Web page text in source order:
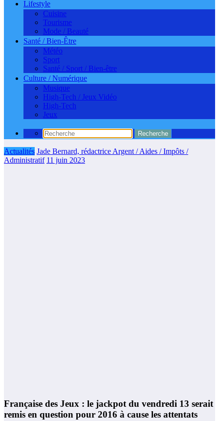
Lifestyle
Cuisine
Tourisme
Mode / Beauté
Santé / Bien-Être
Météo
Sport
Santé / Sport / Bien-être
Culture / Numérique
Musique
High-Tech / Jeux Vidéo
High-Tech
Jeux
Actualités Jade Bernard, rédactrice Argent / Aides / Impôts /
Administratif 11 juin 2023
Française des Jeux : le jackpot du vendredi 13 serait
remis en question pour 2016 à cause les attentats